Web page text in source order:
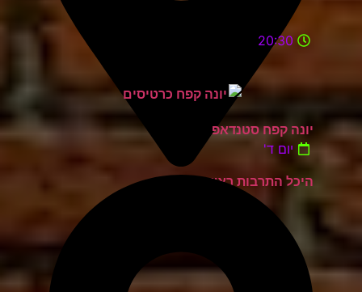
היכל התרבות ראשון לציון
20:30
יונה קפח סטנדאפ
יום ד'